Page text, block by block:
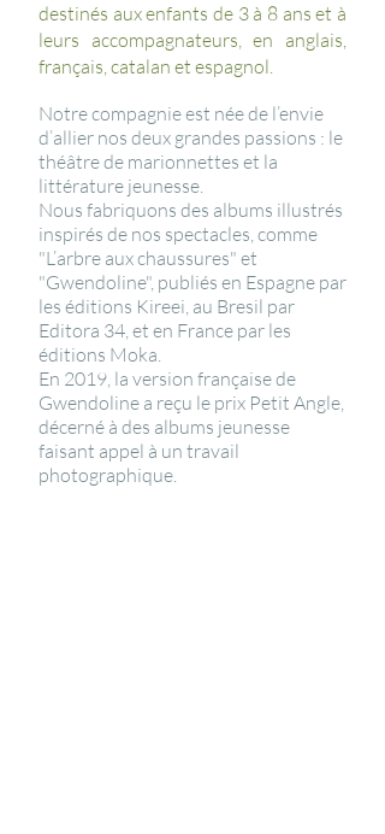
destinés aux enfants de 3 à 8 ans et à
leurs accompagnateurs, en anglais,
français, catalan et espagnol.
Notre compagnie est née de l’envie
d’allier nos deux grandes passions : le
théâtre de marionnettes et la
littérature jeunesse.
Nous fabriquons des albums illustrés
inspirés de nos spectacles, comme
"L’arbre aux chaussures" et
"Gwendoline", publiés en Espagne par
les éditions Kireei, au Bresil par
Editora 34, et en France par les
éditions Moka.
En 2019, la version française de
Gwendoline a reçu le prix Petit Angle,
décerné à des albums jeunesse
faisant appel à un travail
photographique.